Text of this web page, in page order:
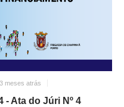
meses atrás
- Ata do Júri Nº 4